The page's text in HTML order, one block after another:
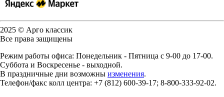
2025 © Арго классик
Все права защищены
Режим работы офиса: Понедельник - Пятница с 9-00 до 17-00.
Суббота и Воскресенье - выходной.
В праздничные дни возможны изменения.
Телефон/факс колл центра: +7 (812) 600-39-17; 8-800-333-92-02.